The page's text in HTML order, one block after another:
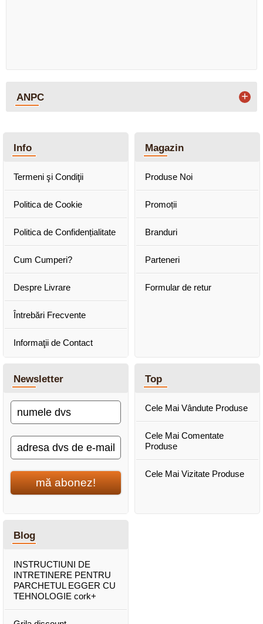
ANPC +
Info
Termeni şi Condiţii
Politica de Cookie
Politica de Confidențialitate
Cum Cumperi?
Despre Livrare
Întrebări Frecvente
Informaţii de Contact
Magazin
Produse Noi
Promoții
Branduri
Parteneri
Formular de retur
Newsletter
mă abonez!
Top
Cele Mai Vândute Produse
Cele Mai Comentate
Produse
Cele Mai Vizitate Produse
Blog
INSTRUCTIUNI DE
INTRETINERE PENTRU
PARCHETUL EGGER CU
TEHNOLOGIE cork+